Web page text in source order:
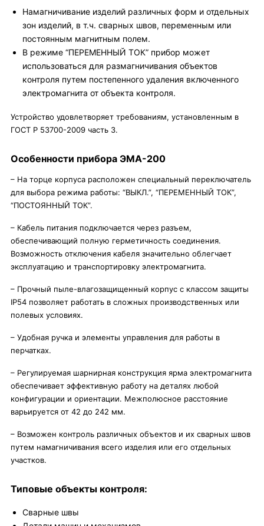
Намагничивание изделий различных форм и отдельных
зон изделий, в т.ч. сварных швов, переменным или
постоянным магнитным полем.
В режиме “ПЕРЕМЕННЫЙ ТОК” прибор может
использоваться для размагничивания объектов
контроля путем постепенного удаления включенного
электромагнита от объекта контроля.
Устройство удовлетворяет требованиям, установленным в
ГОСТ Р 53700-2009 часть 3.
Особенности прибора ЭМА-200
– На торце корпуса расположен специальный переключатель
для выбора режима работы: “ВЫКЛ.”, “ПЕРЕМЕННЫЙ ТОК”,
“ПОСТОЯННЫЙ ТОК”.
– Кабель питания подключается через разъем,
обеспечивающий полную герметичность соединения.
Возможность отключения кабеля значительно облегчает
эксплуатацию и транспортировку электромагнита.
– Прочный пыле-влагозащищенный корпус с классом защиты
IP54 позволяет работать в сложных производственных или
полевых условиях.
– Удобная ручка и элементы управления для работы в
перчатках.
– Регулируемая шарнирная конструкция ярма электромагнита
обеспечивает эффективную работу на деталях любой
конфигурации и ориентации. Межполюсное расстояние
варьируется от 42 до 242 мм.
– Возможен контроль различных объектов и их сварных швов
путем намагничивания всего изделия или его отдельных
участков.
Типовые объекты контроля:
Сварные швы